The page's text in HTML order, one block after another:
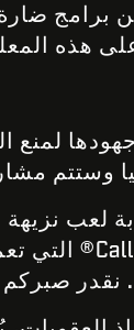
عن برامج
هذه
لمنع
وستتم
لعب
صبركم